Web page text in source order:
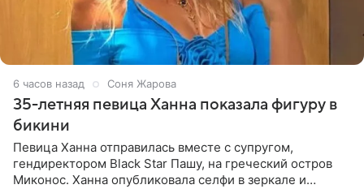
6 часов назад Соня Жарова
35-летняя певица Ханна показала фигуру в
бикини
Певица Ханна отправилась вместе с супругом,
гендиректором Black Star Пашу, на греческий остров
Миконос. Ханна опубликовала селфи в зеркале и